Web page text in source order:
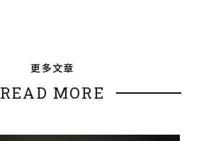
更多文章
READ MORE